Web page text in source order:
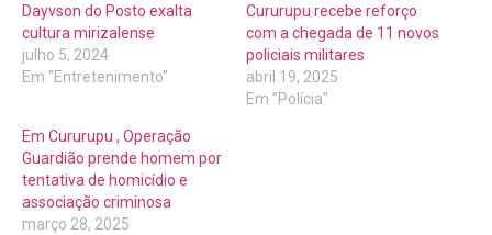
Dayvson do Posto exalta
cultura mirizalense
julho 5, 2024
Em "Entretenimento"
Cururupu recebe reforço
com a chegada de 11 novos
policiais militares
abril 19, 2025
Em "Polícia"
Em Cururupu , Operação
Guardião prende homem por
tentativa de homicídio e
associação criminosa
março 28, 2025